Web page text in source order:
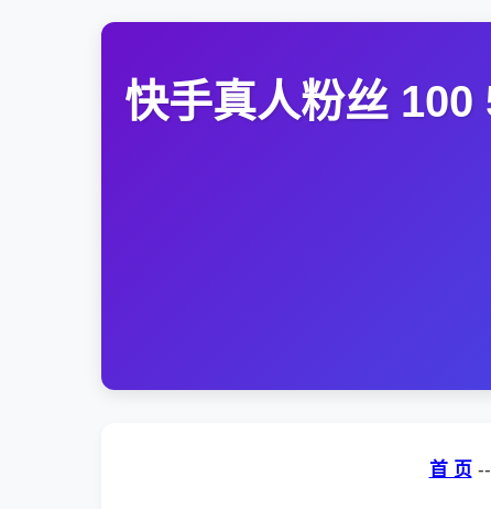
快手真人粉丝
首 页 --